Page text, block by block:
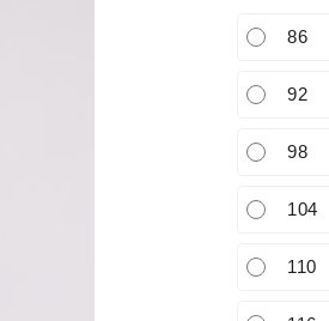
86
92
98
104
110